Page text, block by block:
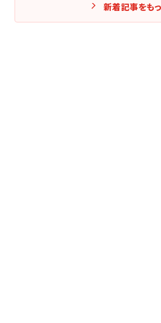
新着記事をも